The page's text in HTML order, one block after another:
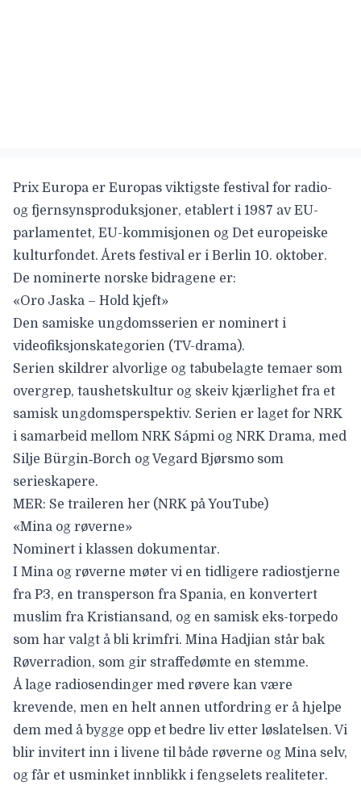
Prix Europa er Europas viktigste festival for radio-
og fjernsynsproduksjoner, etablert i 1987 av EU-
parlamentet, EU-kommisjonen og Det europeiske
kulturfondet. Årets festival er i Berlin 10. oktober.
De nominerte norske bidragene er:
«Oro Jaska – Hold kjeft»
Den samiske ungdomsserien er nominert i
videofiksjonskategorien (TV-drama).
Serien skildrer alvorlige og tabubelagte temaer som
overgrep, taushetskultur og skeiv kjærlighet fra et
samisk ungdomsperspektiv. Serien er laget for NRK
i samarbeid mellom NRK Sápmi og NRK Drama, med
Silje Bürgin‑Borch og Vegard Bjørsmo som
serieskapere.
MER: Se traileren her (NRK på YouTube)
«Mina og røverne»
Nominert i klassen dokumentar.
I Mina og røverne møter vi en tidligere radiostjerne
fra P3, en transperson fra Spania, en konvertert
muslim fra Kristiansand, og en samisk eks-torpedo
som har valgt å bli krimfri. Mina Hadjian står bak
Røverradion, som gir straffedømte en stemme.
Å lage radiosendinger med røvere kan være
krevende, men en helt annen utfordring er å hjelpe
dem med å bygge opp et bedre liv etter løslatelsen. Vi
blir invitert inn i livene til både røverne og Mina selv,
og får et usminket innblikk i fengselets realiteter.